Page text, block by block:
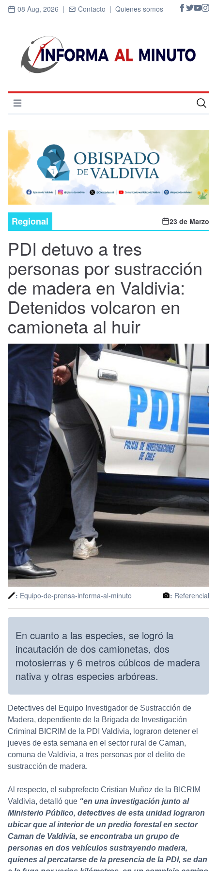
08 Aug, 2026 | Contacto | Quienes somos
Abrir menú
Cultura
Deportes
Economía
Entrevistas
Nacional
Política
Regional
Regional 23 de Marzo
PDI detuvo a tres
personas por sustracción
de madera en Valdivia:
Detenidos volcaron en
camioneta al huir
: Equipo-de-prensa-informa-al-minuto : Referencial
En cuanto a las especies, se logró la
incautación de dos camionetas, dos
motosierras y 6 metros cúbicos de madera
nativa y otras especies arbóreas.
Detectives del Equipo Investigador de Sustracción de
Madera, dependiente de la Brigada de Investigación
Criminal BICRIM de la PDI Valdivia, lograron detener el
jueves de esta semana en el sector rural de Caman,
comuna de Valdivia, a tres personas por el delito de
sustracción de madera.
Al respecto, el subprefecto Cristian Muñoz de la BICRIM
Valdivia, detalló que “en una investigación junto al
Ministerio Público, detectives de esta unidad lograron
ubicar que al interior de un predio forestal en sector
Caman de Valdivia, se encontraba un grupo de
personas en dos vehículos sustrayendo madera,
quienes al percatarse de la presencia de la PDI, se dan